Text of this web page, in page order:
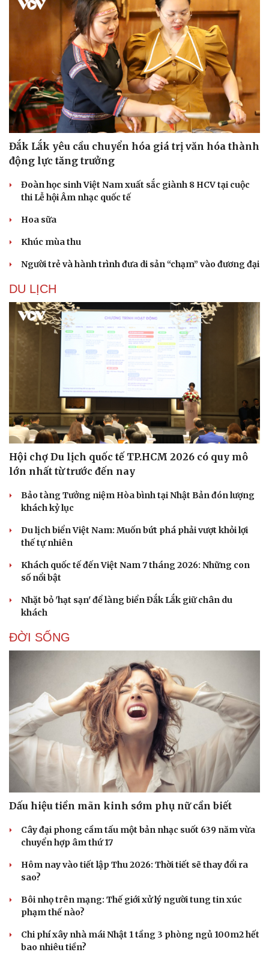
Tư vấn
Săn Tour
Câu chuyện thời sự
Cửa sổ tình yêu
Kể chuyện cho bé
Đắk Lắk yêu cầu chuyển hóa giá trị văn hóa thành
động lực tăng trưởng
Đoàn học sinh Việt Nam xuất sắc giành 8 HCV tại cuộc
thi Lễ hội Âm nhạc quốc tế
Hoa sữa
Khúc mùa thu
Người trẻ và hành trình đưa di sản “chạm” vào đương đại
DU LỊCH
Hội chợ Du lịch quốc tế TP.HCM 2026 có quy mô
lớn nhất từ trước đến nay
Bảo tàng Tưởng niệm Hòa bình tại Nhật Bản đón lượng
khách kỷ lục
Du lịch biển Việt Nam: Muốn bứt phá phải vượt khỏi lợi
thế tự nhiên
Khách quốc tế đến Việt Nam 7 tháng 2026: Những con
số nổi bật
Nhặt bỏ 'hạt sạn' để làng biển Đắk Lắk giữ chân du
khách
ĐỜI SỐNG
Dấu hiệu tiền mãn kinh sớm phụ nữ cần biết
Cây đại phong cầm tấu một bản nhạc suốt 639 năm vừa
chuyển hợp âm thứ 17
Hôm nay vào tiết lập Thu 2026: Thời tiết sẽ thay đổi ra
sao?
Bôi nhọ trên mạng: Thế giới xử lý người tung tin xúc
phạm thế nào?
Chi phí xây nhà mái Nhật 1 tầng 3 phòng ngủ 100m2 hết
bao nhiêu tiền?